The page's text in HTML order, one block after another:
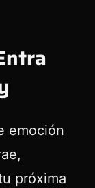
emoción
próxima